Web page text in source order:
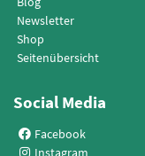
Newsletter
Shop
Seitenübersicht
Social Media
Facebook
Instagram